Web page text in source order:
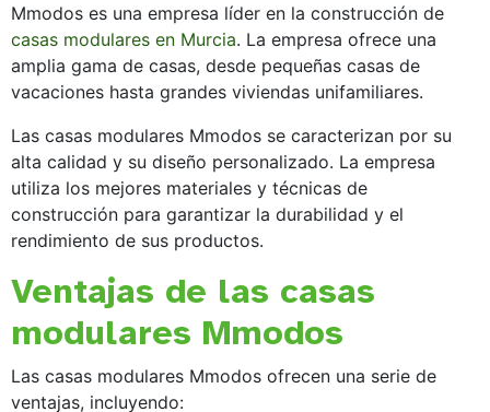
Mmodos es una empresa líder en la construcción de
casas modulares en Murcia. La empresa ofrece una
amplia gama de casas, desde pequeñas casas de
vacaciones hasta grandes viviendas unifamiliares.
Las casas modulares Mmodos se caracterizan por su
alta calidad y su diseño personalizado. La empresa
utiliza los mejores materiales y técnicas de
construcción para garantizar la durabilidad y el
rendimiento de sus productos.
Ventajas de las casas
modulares Mmodos
Las casas modulares Mmodos ofrecen una serie de
ventajas, incluyendo: